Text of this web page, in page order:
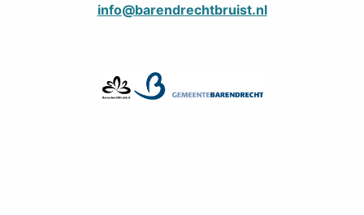
info@barendrechtbruist.nl